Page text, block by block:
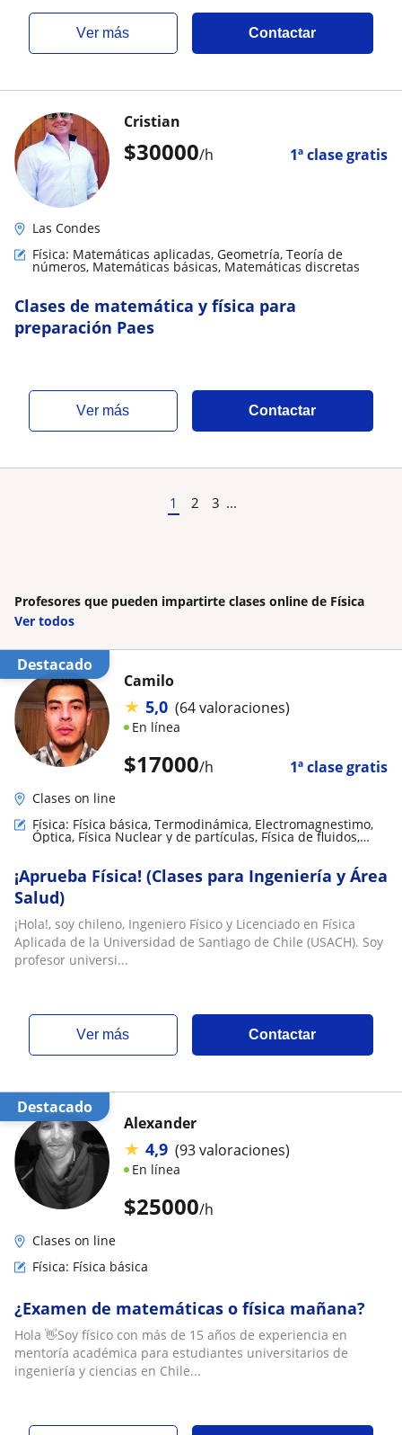
ver más Contactar
$30000/h 1ª clase gratis
Cristian
Las Condes
Física: Matemáticas aplicadas, Geometría, Teoría de
números, Matemáticas básicas, Matemáticas discretas
Clases de matemática y física para
preparación Paes
ver más Contactar
1 2 3 ...
Profesores que pueden impartirte clases online de Física
Ver todos
Destacado
$17000/h 1ª clase gratis
Camilo
★ 5,0 (64 valoraciones)
En línea
Clases on line
Física: Física básica, Termodinámica, Electromagnestimo,
Óptica, Física Nuclear y de partículas, Física de fluidos,
Física mecánica, Biofísica, Relatividad
¡Aprueba Física! (Clases para Ingeniería y Área
Salud)
¡Hola!, soy chileno, Ingeniero Físico y Licenciado en Física
Aplicada de la Universidad de Santiago de Chile (USACH). Soy
profesor universi...
ver más Contactar
Destacado
$25000/h
Alexander
★ 4,9 (93 valoraciones)
En línea
Clases on line
Física: Física básica
¿Examen de matemáticas o física mañana?
Hola 👋Soy físico con más de 15 años de experiencia en
mentoría académica para estudiantes universitarios de
ingeniería y ciencias en Chile...